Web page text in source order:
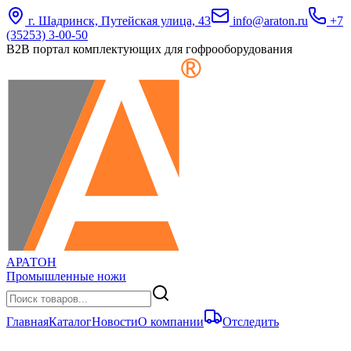
г. Шадринск, Путейская улица, 43 info@araton.ru
+7
(35253) 3-00-50
B2B портал комплектующих для гофрооборудования
АРАТОН
Промышленные ножи
ГлавнаяКаталогНовостиО компании Отследить